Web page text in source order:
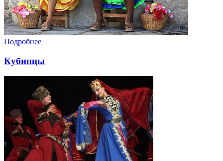
Подробнее
Кубинцы